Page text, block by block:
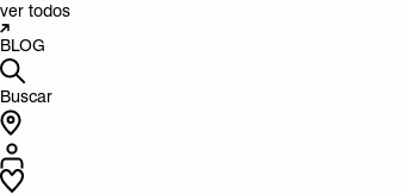
ver todos
BLOG
Buscar